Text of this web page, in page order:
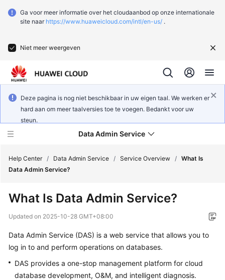
Ga voor meer informatie over het cloudaanbod op onze internationale
site naar https://www.huaweicloud.com/intl/en-us/ .
Niet meer weergeven
Deze pagina is nog niet beschikbaar in uw eigen taal. We werken er
hard aan om meer taalversies toe te voegen. Bedankt voor uw
steun.
Data Admin Service
New
Overview
Getting
Started
Help Center / Data Admin Service / Service Overview / What Is
Data Admin Service?
What Is Data Admin Service?
Updated on 2025-10-28 GMT+08:00
Data Admin Service (DAS) is a web service that allows you to
log in to and perform operations on databases.
DAS provides a one-stop management platform for cloud
database development, O&M, and intelligent diagnosis.